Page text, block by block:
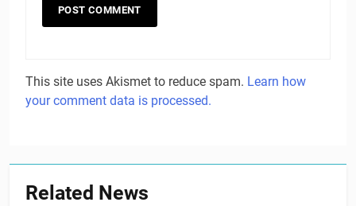
This site uses Akismet to reduce spam. Learn how
your comment data is processed.
Related News